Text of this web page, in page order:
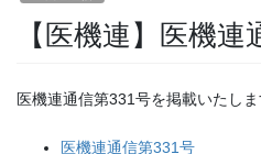
【医機連】医機連
医機連通信第331号を掲載いたしま
医機連通信第331号